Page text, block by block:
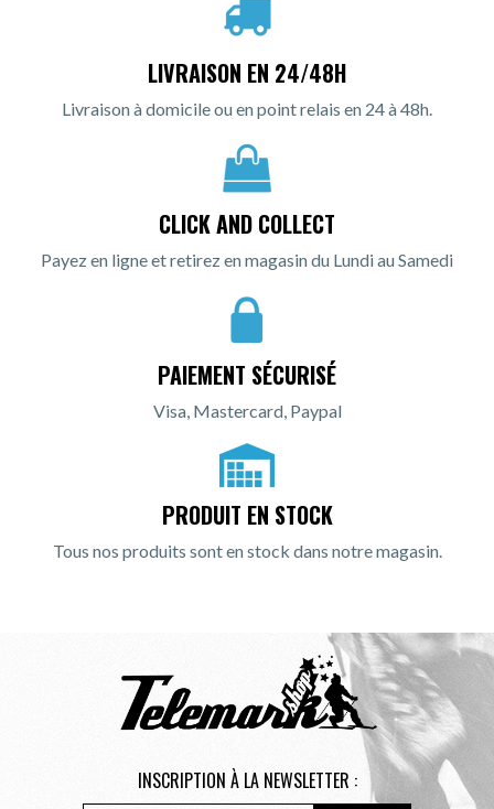
LIVRAISON EN 24/48H
Livraison à domicile ou en point relais en 24 à 48h.
CLICK AND COLLECT
Payez en ligne et retirez en magasin du Lundi au Samedi
PAIEMENT SÉCURISÉ
Visa, Mastercard, Paypal
PRODUIT EN STOCK
Tous nos produits sont en stock dans notre magasin.
INSCRIPTION À LA NEWSLETTER :